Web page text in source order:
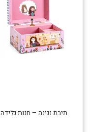
תיבת נגינה – חנות גלידה